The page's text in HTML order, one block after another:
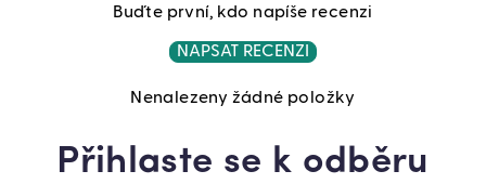
Buďte první, kdo napíše recenzi
NAPSAT RECENZI
Nenalezeny žádné položky
Přihlaste se k odběru